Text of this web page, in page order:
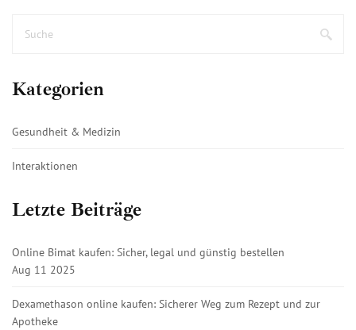
Kategorien
Gesundheit & Medizin
Interaktionen
Letzte Beiträge
Online Bimat kaufen: Sicher, legal und günstig bestellen
Aug 11 2025
Dexamethason online kaufen: Sicherer Weg zum Rezept und zur
Apotheke